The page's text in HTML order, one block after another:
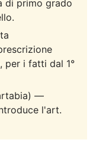
di primo grado
per i fatti dal 1°
—
l'art.